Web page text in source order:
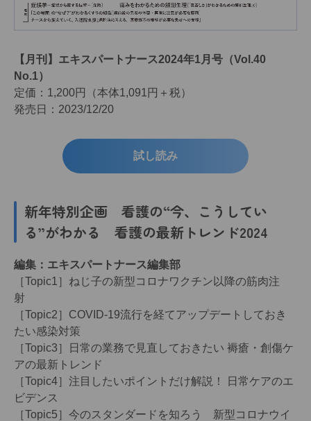
【月刊】エキスパートナース2024年1月号（Vol.40
No.1）
定価：1,200円（本体1,091円＋税）
発売日：2023/12/20
試し読み
新年特別企画 看護の“今、こうしてい
る”がわかる 看護の最新トレンド2024
編集：エキスパートナース編集部
［Topic1］ねじ子の新型コロナワクチン以降の筋肉注
射
［Topic2］COVID-19流行を経てアップデートしておき
たい感染対策
［Topic3］日常の業務で見直しておきたい 褥瘡・創傷ケ
アの最新トレンド
［Topic4］注目したいポイントだけ解説！ 日常ケアのエ
ビデンス
［Topic5］今のスタンダードを知ろう 新型コロナウイ